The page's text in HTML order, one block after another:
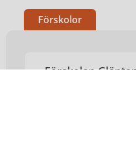
Förskolor
Förskolan
Förskolan